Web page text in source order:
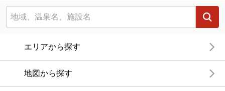
エリアから探す
地図から探す